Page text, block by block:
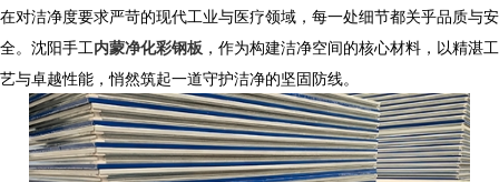
在对洁净度要求严苛的现代工业与医疗领域，每一处细节都关乎品质与安
全。沈阳手工内蒙净化彩钢板 ，作为构建洁净空间的核心材料，以精湛工
艺与卓越性能，悄然筑起一道守护洁净的坚固防线。